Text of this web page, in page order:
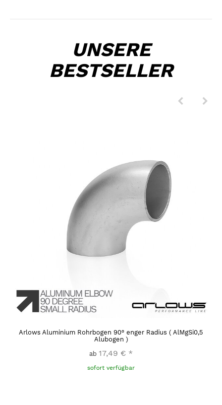
UNSERE
BESTSELLER
Arlows Aluminium Rohrbogen 90° enger Radius ( AlMgSi0,5
Alubogen )
ab 17,49 € *
sofort verfügbar